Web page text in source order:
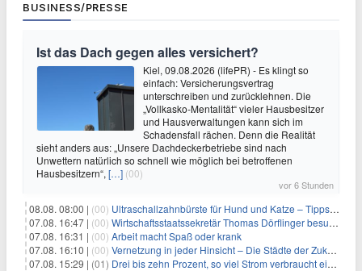
BUSINESS/PRESSE
Ist das Dach gegen alles versichert?
Kiel, 09.08.2026 (lifePR) - Es klingt so
einfach: Versicherungsvertrag
unterschreiben und zurücklehnen. Die
„Vollkasko-Mentalität“ vieler Hausbesitzer
und Hausverwaltungen kann sich im
Schadensfall rächen. Denn die Realität
sieht anders aus: „Unsere Dachdeckerbetriebe sind nach
Unwettern natürlich so schnell wie möglich bei betroffenen
Hausbesitzern“, […] (00)
vor 6 Stunden
08.08. 08:00 | (00) Ultraschallzahnbürste für Hund und Katze – Tipps zur erfolgreichen Eingewöhnung
07.08. 16:47 | (00) Wirtschaftsstaatssekretär Thomas Dörflinger besucht Handwerksbetrieb im Kammerbezirk Freiburg
07.08. 16:31 | (00) Arbeit macht Spaß oder krank
07.08. 16:10 | (00) Vernetzung in jeder Hinsicht – Die Städte der Zukunft sind grün-blau
07.08. 15:29 | (01) Drei bis zehn Prozent, so viel Strom verbraucht ein Aufzug im Gebäude